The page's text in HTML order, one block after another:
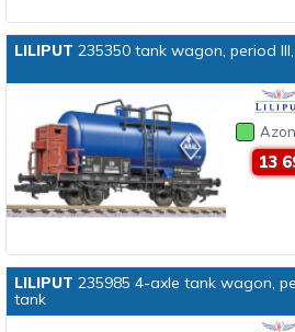
LILIPUT 235350 tank wagon, period
13
LILIPUT 235985 4-axle tank wagon,
tank